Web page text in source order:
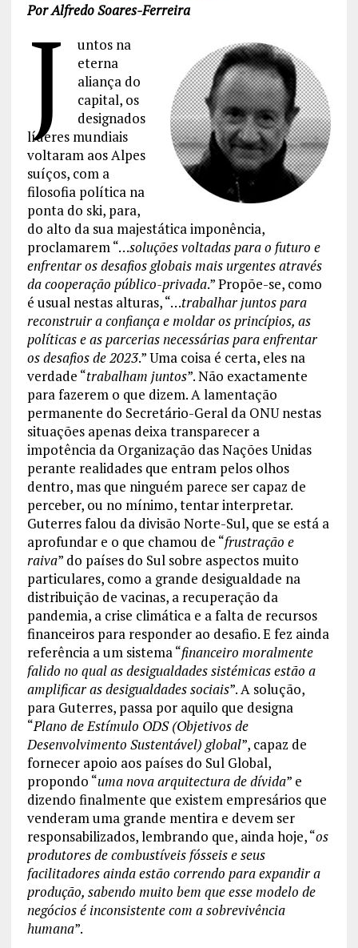
Por Alfredo Soares-Ferreira
J
untos na
eterna
aliança do
capital, os
designados
líderes mundiais
voltaram aos Alpes
suíços, com a
filosofia política na
ponta do ski, para,
do alto da sua majestática imponência,
proclamarem “…soluções voltadas para o futuro e
enfrentar os desafios globais mais urgentes através
da cooperação público-privada.” Propõe-se, como
é usual nestas alturas, “…trabalhar juntos para
reconstruir a confiança e moldar os princípios, as
políticas e as parcerias necessárias para enfrentar
os desafios de 2023.” Uma coisa é certa, eles na
verdade “trabalham juntos”. Não exactamente
para fazerem o que dizem. A lamentação
permanente do Secretário-Geral da ONU nestas
situações apenas deixa transparecer a
impotência da Organização das Nações Unidas
perante realidades que entram pelos olhos
dentro, mas que ninguém parece ser capaz de
perceber, ou no mínimo, tentar interpretar.
Guterres falou da divisão Norte-Sul, que se está a
aprofundar e o que chamou de “frustração e
raiva” do países do Sul sobre aspectos muito
particulares, como a grande desigualdade na
distribuição de vacinas, a recuperação da
pandemia, a crise climática e a falta de recursos
financeiros para responder ao desafio. E fez ainda
referência a um sistema “financeiro moralmente
falido no qual as desigualdades sistémicas estão a
amplificar as desigualdades sociais”. A solução,
para Guterres, passa por aquilo que designa
“Plano de Estímulo ODS (Objetivos de
Desenvolvimento Sustentável) global”, capaz de
fornecer apoio aos países do Sul Global,
propondo “uma nova arquitectura de dívida” e
dizendo finalmente que existem empresários que
venderam uma grande mentira e devem ser
responsabilizados, lembrando que, ainda hoje, “os
produtores de combustíveis fósseis e seus
facilitadores ainda estão correndo para expandir a
produção, sabendo muito bem que esse modelo de
negócios é inconsistente com a sobrevivência
humana”.